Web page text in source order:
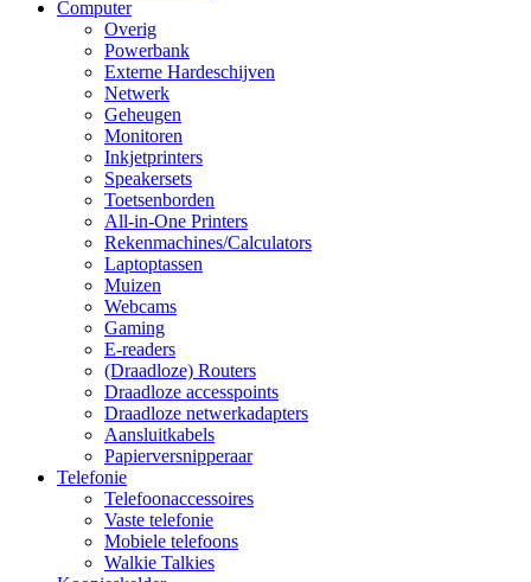
Computer
Overig
Powerbank
Externe Hardeschijven
Netwerk
Geheugen
Monitoren
Inkjetprinters
Speakersets
Toetsenborden
All-in-One Printers
Rekenmachines/Calculators
Laptoptassen
Muizen
Webcams
Gaming
E-readers
(Draadloze) Routers
Draadloze accesspoints
Draadloze netwerkadapters
Aansluitkabels
Papierversnipperaar
Telefonie
Telefoonaccessoires
Vaste telefonie
Mobiele telefoons
Walkie Talkies